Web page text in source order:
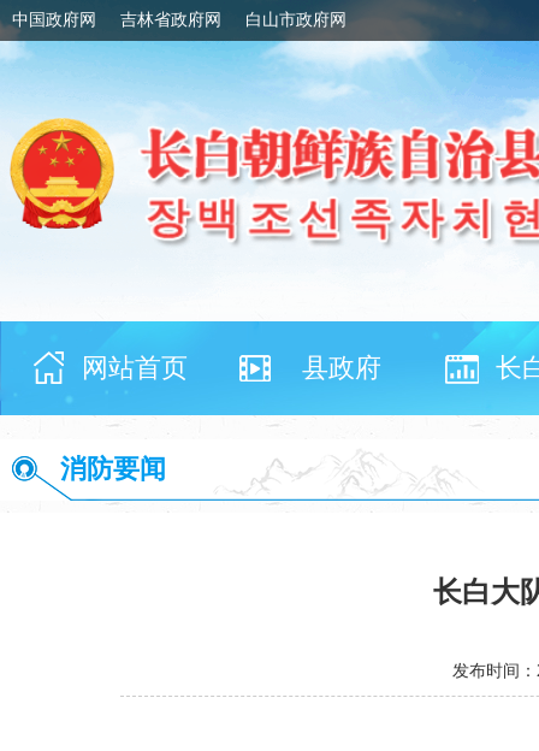
中国政府网 吉林省政府网 白山市政府网
网站首页 县政府 长
消防要闻
长白大
发布时间：